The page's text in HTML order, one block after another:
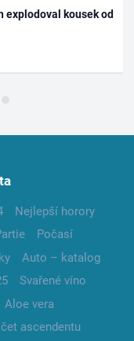
explodoval kousek od
Nejlepší horory
Počasí
Auto – katalog
Svařené víno
Aloe vera
ascendentu